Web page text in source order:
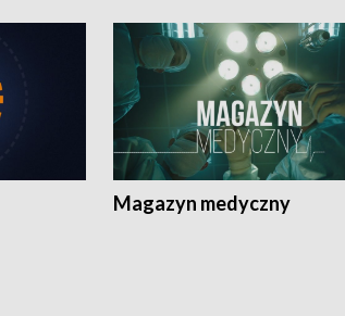
Magazyn medyczny